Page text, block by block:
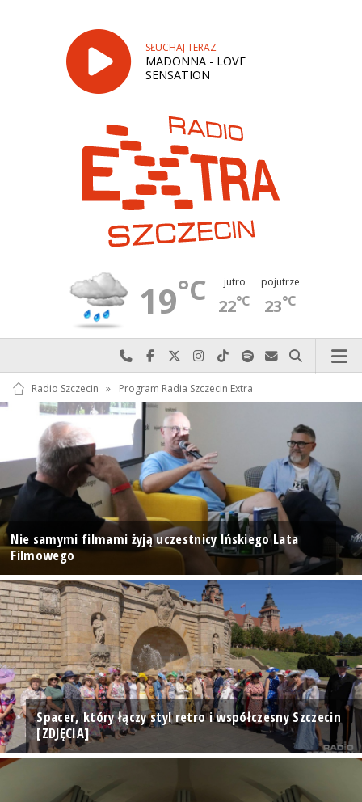
SŁUCHAJ TERAZ
MADONNA - LOVE
SENSATION
19°C jutro
22°C
pojutrze
23°C
Najlepiej po prostu do nas zadzwoń
Odwiedź nas na Facebook-u
Odwiedź nas na X
Odwiedź nas na Instagram-ie
Odwiedź nas na TikTok-u
Szukaj nas na Spotify
Wyślij do nas
Szukaj
Radio Szczecin » Program Radia Szczecin Extra
Nie samymi filmami żyją uczestnicy Ińskiego Lata
Filmowego
Spacer, który łączy styl retro i współczesny Szczecin
[ZDJĘCIA]